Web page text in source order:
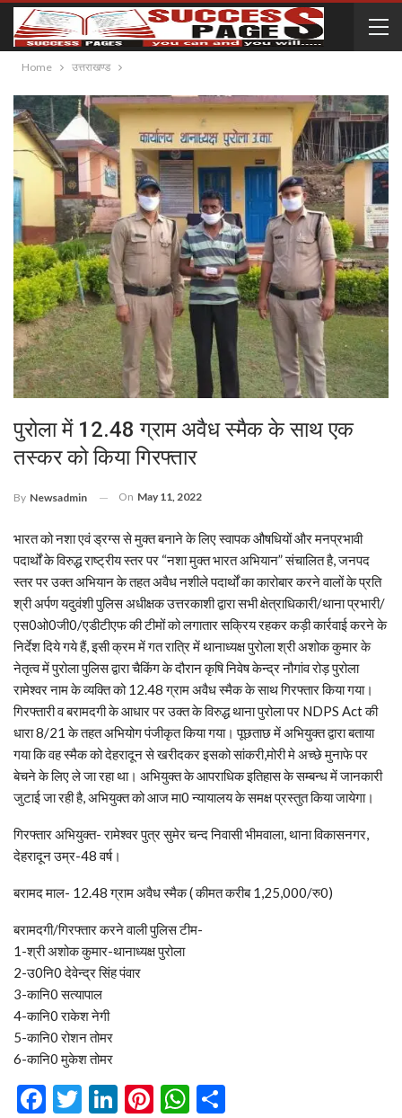
Home उत्तराखण्ड
पुरोला में 12.48 ग्राम अवैध स्मैक के साथ एक
तस्कर को किया गिरफ्तार
By Newsadmin On May 11, 2022
भारत को नशा एवं ड्रग्स से मुक्त बनाने के लिए स्वापक औषधियों और मनप्रभावी
पदार्थों के विरुद्ध राष्ट्रीय स्तर पर “नशा मुक्त भारत अभियान” संचालित है, जनपद
स्तर पर उक्त अभियान के तहत अवैध नशीले पदार्थों का कारोबार करने वालों के प्रति
श्री अर्पण यदुवंशी पुलिस अधीक्षक उत्तरकाशी द्वारा सभी क्षेत्राधिकारी/थाना प्रभारी/
एस0ओ0जी0/एडीटीएफ की टीमों को लगातार सक्रिय रहकर कड़ी कार्रवाई करने के
निर्देश दिये गये हैं, इसी क्रम में गत रात्रि में थानाध्यक्ष पुरोला श्री अशोक कुमार के
नेतृत्व में पुरोला पुलिस द्वारा चैकिंग के दौरान कृषि निवेष केन्द्र नौगांव रोड़ पुरोला
रामेश्वर नाम के व्यक्ति को 12.48 ग्राम अवैध स्मैक के साथ गिरफ्तार किया गया।
गिरफ्तारी व बरामदगी के आधार पर उक्त के विरुद्ध थाना पुरोला पर NDPS Act की
धारा 8/21 के तहत अभियोग पंजीकृत किया गया। पूछताछ में अभियुक्त द्वारा बताया
गया कि वह स्मैक को देहरादून से खरीदकर इसको सांकरी,मोरी मे अच्छे मुनाफे पर
बेचने के लिए ले जा रहा था। अभियुक्त के आपराधिक इतिहास के सम्बन्ध में जानकारी
जुटाई जा रही है, अभियुक्त को आज मा0 न्यायालय के समक्ष प्रस्तुत किया जायेगा।
गिरफ्तार अभियुक्त- रामेश्वर पुत्र सुमेर चन्द निवासी भीमवाला, थाना विकासनगर,
देहरादून उम्र-48 वर्ष।
बरामद माल- 12.48 ग्राम अवैध स्मैक ( कीमत करीब 1,25,000/रु0)
बरामदगी/गिरफ्तार करने वाली पुलिस टीम-
1-श्री अशोक कुमार-थानाध्यक्ष पुरोला
2-उ0नि0 देवेन्द्र सिंह पंवार
3-कानि0 सत्यापाल
4-कानि0 राकेश नेगी
5-कानि0 रोशन तोमर
6-कानि0 मुकेश तोमर
Facebook
Twitter
LinkedIn
Pinterest
WhatsApp